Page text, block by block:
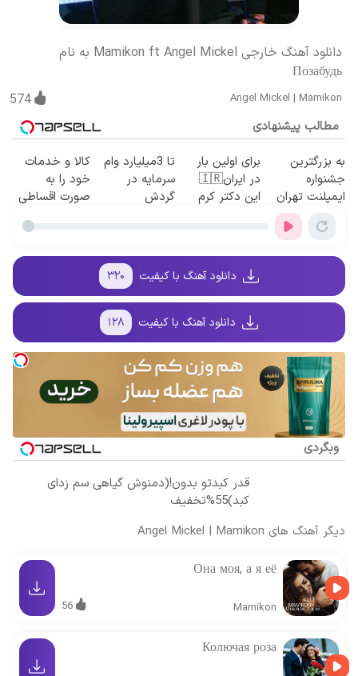
دانلود آهنگ خارجی Mamikon ft Angel Mickel به نام
Позабудь
Angel Mickel | Mamikon
574
مطالب پیشنهادی
به بزرگترین
جشنواره
ایمپلنت تهران
سر بزنید ! |
فقط ۲۵ میلیون
برای اولین بار
در ایران🇮🇷
این دکتر کرم
تا 3میلیارد وام
سرمایه در
گردش
کالا و خدمات
خود را به
صورت اقساطی
دانلود آهنگ با کیفیت ۳۲۰
دانلود آهنگ با کیفیت ۱۲۸
وبگردی
قدر کبدتو بدون!(دمنوش گیاهی سم زدای
کبد)55%تخفیف
دیگر آهنگ های
Angel Mickel | Mamikon
Она моя, а я её
Mamikon
56
Колючая роза